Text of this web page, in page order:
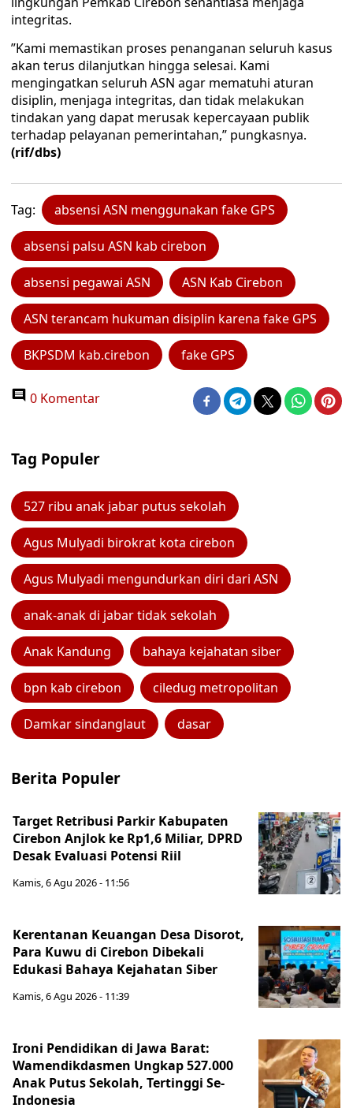
integritas.
​”Kami memastikan proses penanganan seluruh kasus
akan terus dilanjutkan hingga selesai. Kami
mengingatkan seluruh ASN agar mematuhi aturan
disiplin, menjaga integritas, dan tidak melakukan
tindakan yang dapat merusak kepercayaan publik
terhadap pelayanan pemerintahan,” pungkasnya.
(rif/dbs)
Tag: absensi ASN menggunakan fake GPS
absensi palsu ASN kab cirebon
absensi pegawai ASN ASN Kab Cirebon
ASN terancam hukuman disiplin karena fake GPS
BKPSDM kab.cirebon fake GPS
0 Komentar
Tag Populer
527 ribu anak jabar putus sekolah
Agus Mulyadi birokrat kota cirebon
Agus Mulyadi mengundurkan diri dari ASN
anak-anak di jabar tidak sekolah
Anak Kandung bahaya kejahatan siber
bpn kab cirebon ciledug metropolitan
Damkar sindanglaut dasar
Berita Populer
Target Retribusi Parkir Kabupaten
Cirebon Anjlok ke Rp1,6 Miliar, DPRD
Desak Evaluasi Potensi Riil
Kamis, 6 Agu 2026 - 11:56
Kerentanan Keuangan Desa Disorot,
Para Kuwu di Cirebon Dibekali
Edukasi Bahaya Kejahatan Siber
Kamis, 6 Agu 2026 - 11:39
Ironi Pendidikan di Jawa Barat:
Wamendikdasmen Ungkap 527.000
Anak Putus Sekolah, Tertinggi Se-
Indonesia